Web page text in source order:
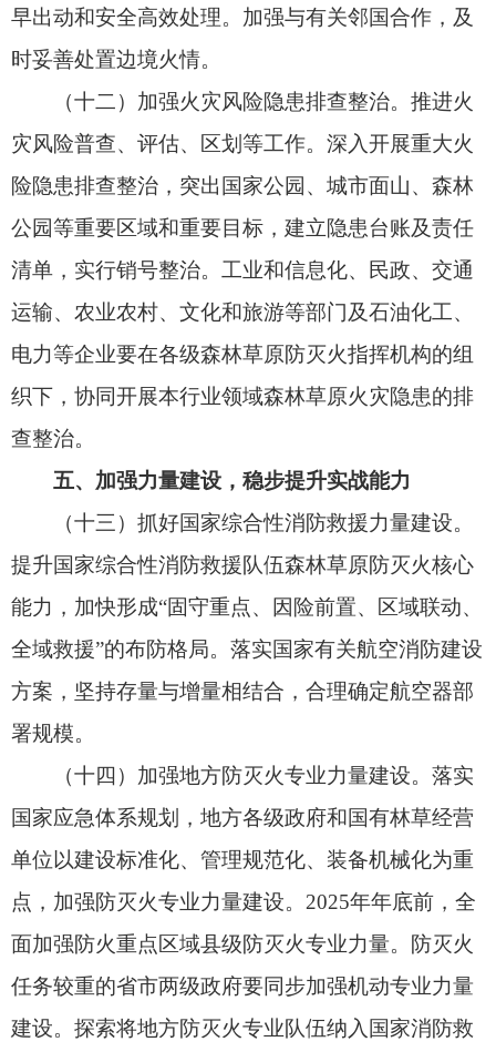
援力量，按规定给予一定荣誉和保障。规范地方防
灭火专业、半专业力量的训练内容、组训方式、考
核标准，完善管理和保障机制。
力量及地方干部群众的防灭火技能训练和装备配
备。探索建立森林草原志愿消防员制度。
（十六）加强专业人才队伍建设。建立森林草
原防灭火专业人才目录清单，拓展急需紧缺人才培
育供给渠道，完善人才评价标准。加强森林草原防
林草原防灭火学科专业建设，鼓励高等学校、职业
学校、科研院所开设相关学科专业。加强灭火指
挥、航空消防等紧缺人才培养。注重在实战中发
现、培养和使用人才。
六、注重夯实根基，加强基础设施建设
灭火专项规划并推动实施，优化建设任务，提升工
程建设质量。林牧区各类工程建设要同步规划、同
步设计、同步施工、同步验收防灭火设施。
（十八）建强重要基础设施。坚持新建与改造
相结合，着眼网格化治理，探索实施生态防火工程
草原防火阻隔系统和防火道路建设，加快完善重点
火险区火灾防控基础设施。加强森林草原防火应急
路网建设，力争到2025年国有林区路网密度达到3.1
米/公顷。加强森林草原防火阻隔系统建设，力争到
2025年重点林区林火阻隔网密度达到4.7米/公顷，
城市周边构建自然阻隔、工程阻隔、生物阻隔相结
合的保护防线。重点加强环区域、环目标核心圈的